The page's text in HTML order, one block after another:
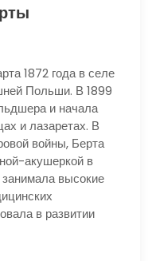
1872 года в селе
Польши. В 1899
и начала
и лазаретах. В
войны, Берта
акушеркой в
высокие
в развитии